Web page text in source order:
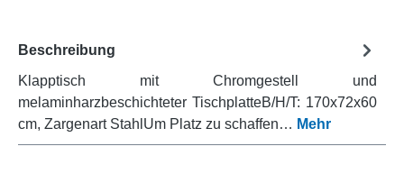
Beschreibung
Klapptisch mit Chromgestell und
melaminharzbeschichteter TischplatteB/H/T: 170x72x60
cm, Zargenart StahlUm Platz zu schaffen… Mehr